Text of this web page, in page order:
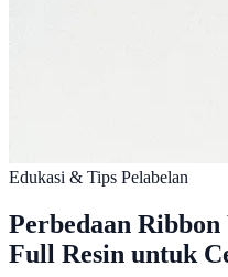
Edukasi & Tips Pelabelan
Perbedaan
Full Resin untuk